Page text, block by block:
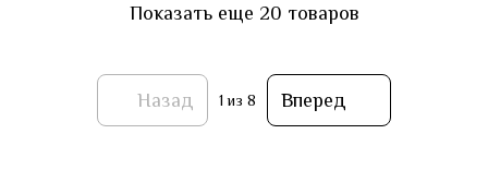
Показать еще 20 товаров
Назад 1 из 8 Вперед